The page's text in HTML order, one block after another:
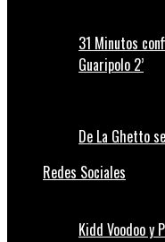
31 Minutos
Guaripolo 2’
De La Ghetto
Redes Sociales
Kidd Voodoo y